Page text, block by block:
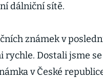
dálniční sítě.
známek v
rychle. Dostali jsme
v České